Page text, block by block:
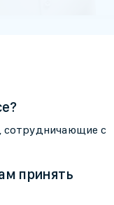
сотрудничающие с
принять